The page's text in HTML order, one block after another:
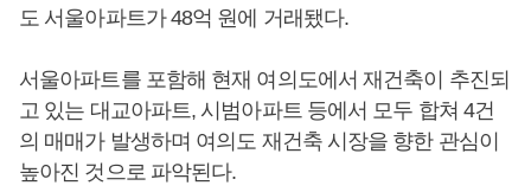
도 서울아파트가 48억 원에 거래됐다.
서울아파트를 포함해 현재 여의도에서 재건축이 추진되
고 있는 대교아파트, 시범아파트 등에서 모두 합쳐 4건
의 매매가 발생하며 여의도 재건축 시장을 향한 관심이
높아진 것으로 파악된다.